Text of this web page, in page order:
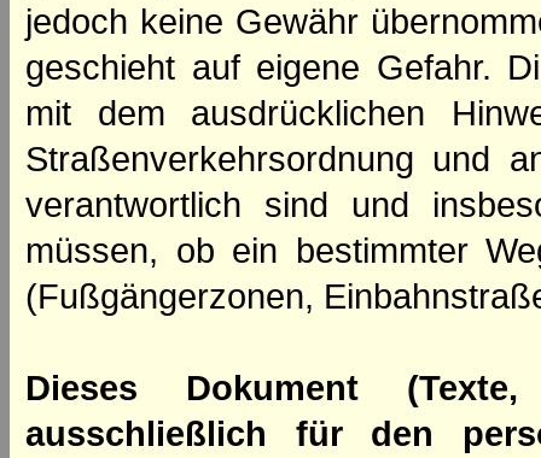
jedoch keine Gewähr
geschieht auf eigene Gefahr.
mit dem ausdrücklichen
Straßenverkehrsordnung und
verantwortlich sind und
müssen, ob ein bestimmter
(Fußgängerzonen,
Dieses Dokument
ausschließlich für den